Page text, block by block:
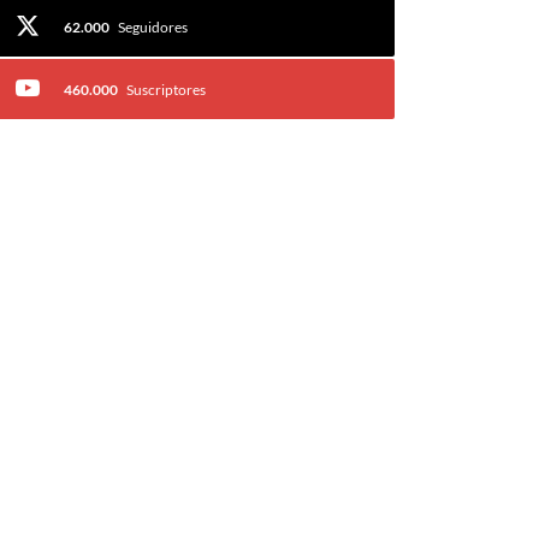
62.000 Seguidores
460.000 Suscriptores